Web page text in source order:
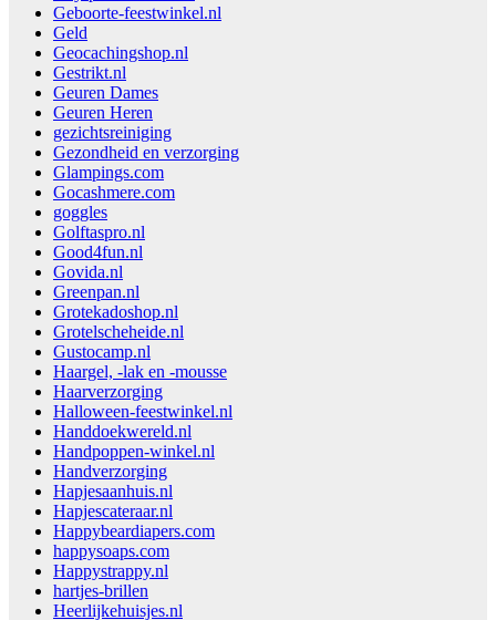
Geboorte-feestwinkel.nl
Geld
Geocachingshop.nl
Gestrikt.nl
Geuren Dames
Geuren Heren
gezichtsreiniging
Gezondheid en verzorging
Glampings.com
Gocashmere.com
goggles
Golftaspro.nl
Good4fun.nl
Govida.nl
Greenpan.nl
Grotekadoshop.nl
Grotelscheheide.nl
Gustocamp.nl
Haargel, -lak en -mousse
Haarverzorging
Halloween-feestwinkel.nl
Handdoekwereld.nl
Handpoppen-winkel.nl
Handverzorging
Hapjesaanhuis.nl
Hapjescateraar.nl
Happybeardiapers.com
happysoaps.com
Happystrappy.nl
hartjes-brillen
Heerlijkehuisjes.nl